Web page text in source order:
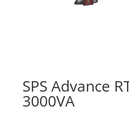
SPS Advance
3000VA